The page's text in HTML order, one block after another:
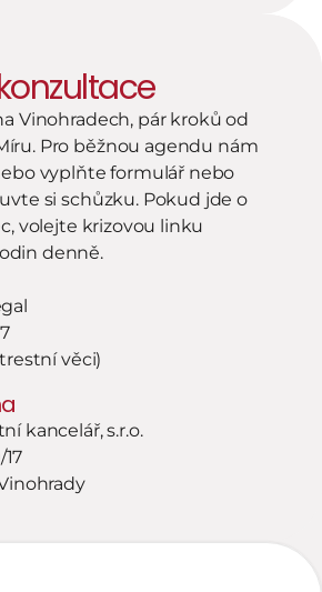
Vinohradech, pár kroků od
Pro běžnou agendu nám
vyplňte formulář nebo
si schůzku. Pokud jde o
volejte krizovou linku
denně.
věci)
kancelář, s.r.o.